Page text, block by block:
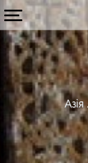
Азія